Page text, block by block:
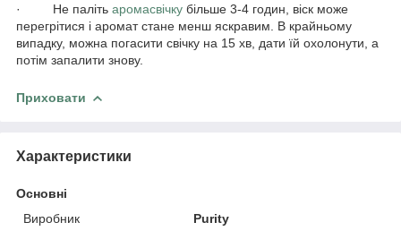
· Не паліть аромасвічку більше 3-4 годин, віск може
перегрітися і аромат стане менш яскравим. В крайньому
випадку, можна погасити свічку на 15 хв, дати їй охолонути, а
потім запалити знову.
Приховати
Характеристики
Основні
Виробник
Purity